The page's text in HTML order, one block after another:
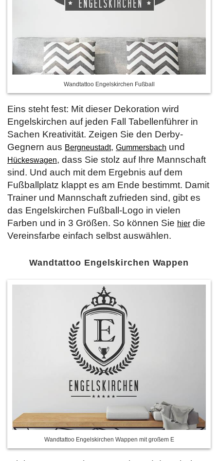
Wandtattoo Engelskirchen Fußball
Eins steht fest: Mit dieser Dekoration wird
Engelskirchen auf jeden Fall Tabellenführer in
Sachen Kreativität. Zeigen Sie den Derby-
Gegnern aus Bergneustadt, Gummersbach und
Hückeswagen, dass Sie stolz auf Ihre Mannschaft
sind. Und auch mit dem Ergebnis auf dem
Fußballplatz klappt es am Ende bestimmt. Damit
Trainer und Mannschaft zufrieden sind, gibt es
das Engelskirchen Fußball-Logo in vielen
Farben und in 3 Größen. So können Sie hier die
Vereinsfarbe einfach selbst auswählen.
Wandtattoo Engelskirchen Wappen
Wandtattoo Engelskirchen Wappen mit großem E